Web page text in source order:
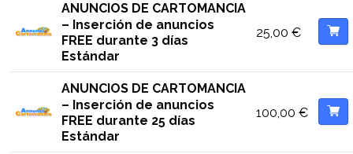
ANUNCIOS DE CARTOMANCIA
– Inserción de anuncios
FREE durante 3 días
Estándar
25,00 €
ANUNCIOS DE CARTOMANCIA
– Inserción de anuncios
FREE durante 25 días
Estándar
100,00 €